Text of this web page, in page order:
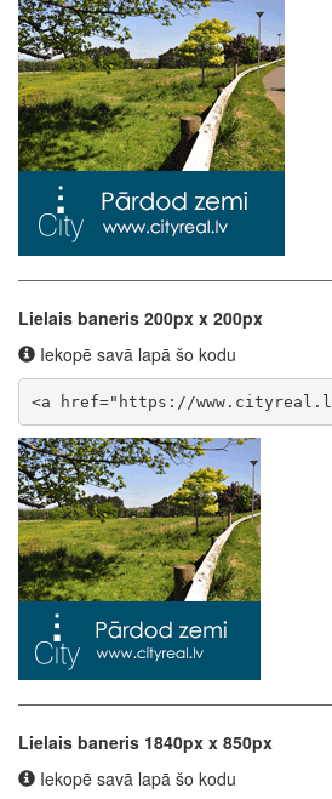
Lielais baneris 200px x 200px
Iekopē savā lapā šo kodu
<a href="https://
Lielais baneris 1840px x 850px
Iekopē savā lapā šo kodu